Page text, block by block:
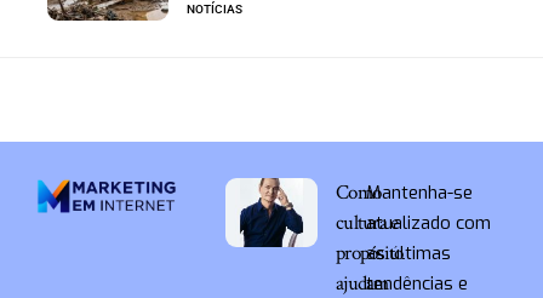
NOTÍCIAS
Como
cultura e
propósito
ajudam
Mantenha-se
atualizado com
as últimas
tendências e